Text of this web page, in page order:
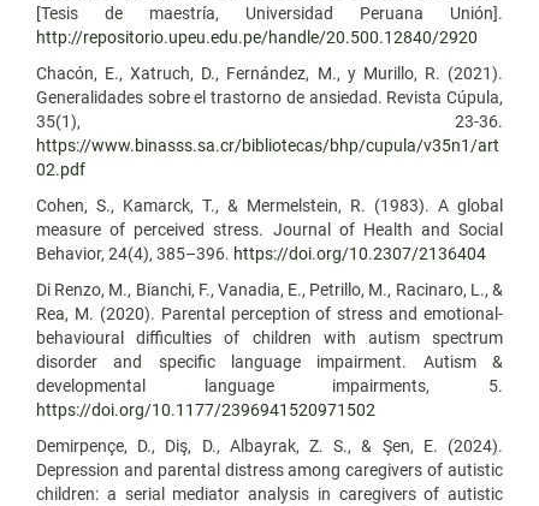
[Tesis de maestría, Universidad Peruana Unión].
http://repositorio.upeu.edu.pe/handle/20.500.12840/2920
Chacón, E., Xatruch, D., Fernández, M., y Murillo, R. (2021).
Generalidades sobre el trastorno de ansiedad. Revista Cúpula,
35(1), 23-36.
https://www.binasss.sa.cr/bibliotecas/bhp/cupula/v35n1/art
02.pdf
Cohen, S., Kamarck, T., & Mermelstein, R. (1983). A global
measure of perceived stress. Journal of Health and Social
Behavior, 24(4), 385–396. https://doi.org/10.2307/2136404
Di Renzo, M., Bianchi, F., Vanadia, E., Petrillo, M., Racinaro, L., &
Rea, M. (2020). Parental perception of stress and emotional-
behavioural difficulties of children with autism spectrum
disorder and specific language impairment. Autism &
developmental language impairments, 5.
https://doi.org/10.1177/2396941520971502
Demirpençe, D., Diş, D., Albayrak, Z. S., & Şen, E. (2024).
Depression and parental distress among caregivers of autistic
children: a serial mediator analysis in caregivers of autistic